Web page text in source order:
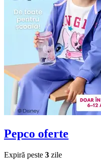
Pepco oferte
Expiră peste 3 zile